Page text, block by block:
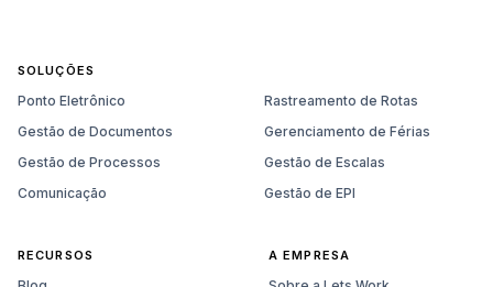
SOLUÇÕES
Ponto Eletrônico
Rastreamento de Rotas
Gestão de Documentos
Gerenciamento de Férias
Gestão de Processos
Gestão de Escalas
Comunicação
Gestão de EPI
RECURSOS A EMPRESA